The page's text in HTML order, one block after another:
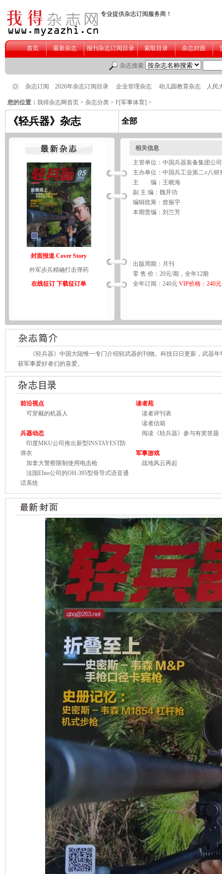
您的位置： 我得杂志网首页 > 杂志分类 > F[军事体育] >
《轻兵器》杂志 全部
封面报道 Cover Story
外军步兵精确打击弹药
在线征订 下载征订单
相关信息
主管单位：中国兵器装备集团公司
主办单位：中国兵工业第二○八研
主 编：王晓海
副 主 编：魏开功
编辑统筹：曾振宇
本期责编：刘兰芳
出版周期：月刊
零 售 价：20元/期，全年12期
全年订阅：240元 VIP价格：240元
《轻兵器》中国大陆惟一专门介绍轻武器的刊物。科技日日更新，武器年
获军事爱好者们的喜爱。
前沿视点
可穿戴的机器人
兵器动态
印度MKU公司推出新型INSTAYEST防
弹衣
加拿大警察限制使用电击枪
法国EIno公司的OH-395型骨导式语音通
话系统
读者苑
读者评刊表
读者信箱
阅读《轻兵器》参与有奖答题
军事游戏
战地风云再起